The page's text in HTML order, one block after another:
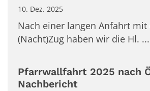
10. Dez. 2025
Nach einer langen Anfahrt mit
(Nacht)Zug haben wir die Hl. ...
Pfarrwallfahrt 2025 nach
Nachbericht